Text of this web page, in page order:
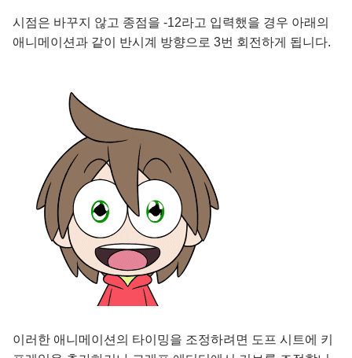
시점은 바꾸지 않고 종점을 -12라고 입력했을 경우 아래의
애니메이션과 같이 반시계 방향으로 3번 회전하게 됩니다.
이러한 애니메이션의 타이밍을 조정하려면 도프 시트에 키